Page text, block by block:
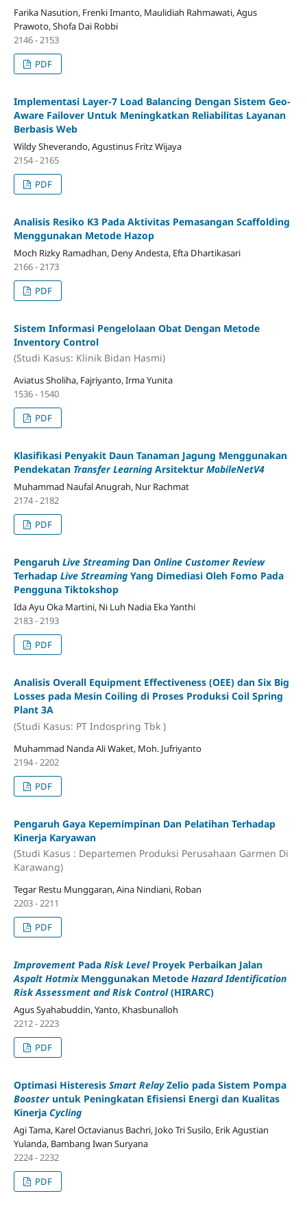
Farika Nasution, Frenki Imanto, Maulidiah Rahmawati, Agus
Prawoto, Shofa Dai Robbi
2146 - 2153
PDF
Implementasi Layer-7 Load Balancing Dengan Sistem Geo-
Aware Failover Untuk Meningkatkan Reliabilitas Layanan
Berbasis Web
Wildy Sheverando, Agustinus Fritz Wijaya
2154 - 2165
PDF
Analisis Resiko K3 Pada Aktivitas Pemasangan Scaffolding
Menggunakan Metode Hazop
Moch Rizky Ramadhan, Deny Andesta, Efta Dhartikasari
2166 - 2173
PDF
Sistem Informasi Pengelolaan Obat Dengan Metode
Inventory Control
(Studi Kasus: Klinik Bidan Hasmi)
Aviatus Sholiha, Fajriyanto, Irma Yunita
1536 - 1540
PDF
Klasifikasi Penyakit Daun Tanaman Jagung Menggunakan
Pendekatan Transfer Learning Arsitektur MobileNetV4
Muhammad Naufal Anugrah, Nur Rachmat
2174 - 2182
PDF
Pengaruh Live StreamingDan Online Customer Review
Terhadap Live StreamingYang Dimediasi Oleh Fomo Pada
Pengguna Tiktokshop
Ida Ayu Oka Martini, Ni Luh Nadia Eka Yanthi
2183 - 2193
PDF
Analisis Overall Equipment Effectiveness (OEE) dan Six Big
Losses pada Mesin Coiling di Proses Produksi Coil Spring
Plant 3A
(Studi Kasus: PT Indospring Tbk )
Muhammad Nanda Ali Waket, Moh. Jufriyanto
2194 - 2202
PDF
Pengaruh Gaya Kepemimpinan Dan Pelatihan Terhadap
Kinerja Karyawan
(Studi Kasus : Departemen Produksi Perusahaan Garmen Di
Karawang)
Tegar Restu Munggaran, Aina Nindiani, Roban
2203 - 2211
PDF
ImprovementPada Risk LevelProyek Perbaikan Jalan
Aspalt HotmixMenggunakan Metode Hazard Identification
Risk Assessment and Risk Control(HIRARC)
Agus Syahabuddin, Yanto, Khasbunalloh
2212 - 2223
PDF
Optimasi Histeresis Smart RelayZelio pada Sistem Pompa
Boosteruntuk Peningkatan Efisiensi Energi dan Kualitas
Kinerja Cycling
Agi Tama, Karel Octavianus Bachri, Joko Tri Susilo, Erik Agustian
Yulanda, Bambang Iwan Suryana
2224 - 2232
PDF